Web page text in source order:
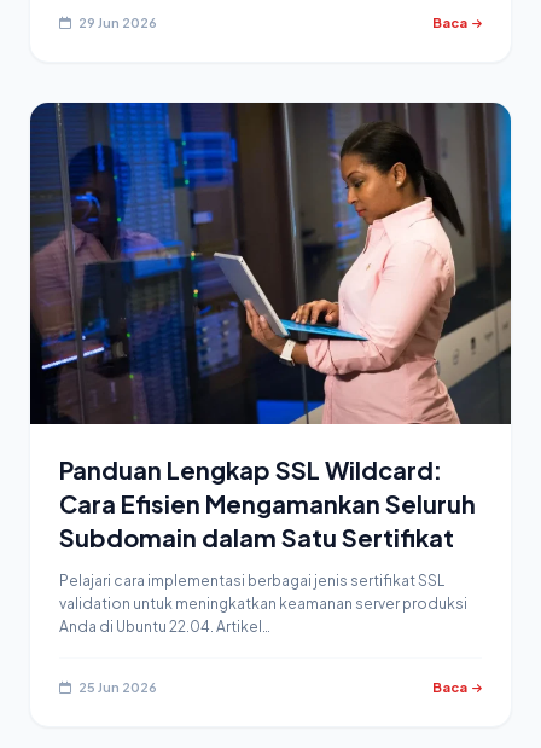
29 Jun 2026 Baca
Panduan Lengkap SSL Wildcard:
Cara Efisien Mengamankan Seluruh
Subdomain dalam Satu Sertifikat
Pelajari cara implementasi berbagai jenis sertifikat SSL
validation untuk meningkatkan keamanan server produksi
Anda di Ubuntu 22.04. Artikel…
25 Jun 2026 Baca